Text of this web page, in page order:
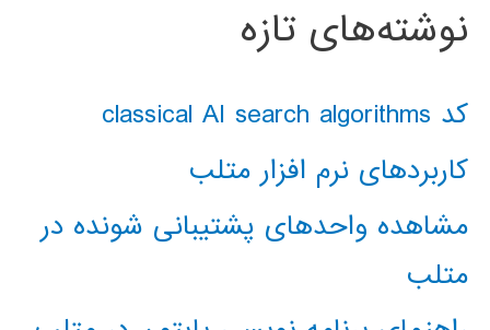
نوشته‌های تازه
کد classical AI search algorithms
کاربردهای نرم افزار متلب
مشاهده واحدهای پشتیبانی شونده در
متلب